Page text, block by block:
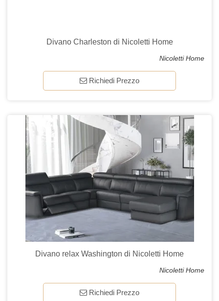
Divano Charleston di Nicoletti Home
Nicoletti Home
Richiedi Prezzo
Divano relax Washington di Nicoletti Home
Nicoletti Home
Richiedi Prezzo